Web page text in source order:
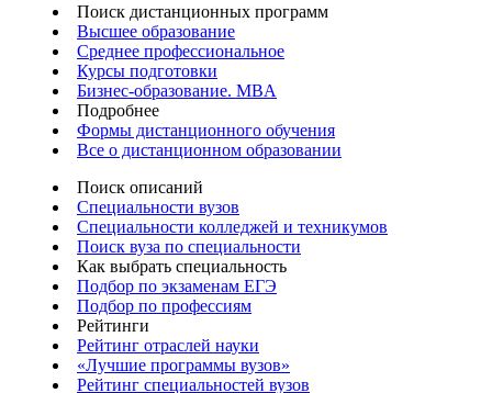
Поиск дистанционных программ
Высшее образование
Среднее профессиональное
Курсы подготовки
Бизнес-образование. MBA
Подробнее
Формы дистанционного обучения
Все о дистанционном образовании
Поиск описаний
Специальности вузов
Специальности колледжей и техникумов
Поиск вуза по специальности
Как выбрать специальность
Подбор по экзаменам ЕГЭ
Подбор по профессиям
Рейтинги
Рейтинг отраслей науки
«Лучшие программы вузов»
Рейтинг специальностей вузов